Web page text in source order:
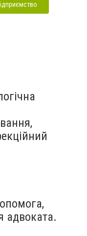
адвоката.